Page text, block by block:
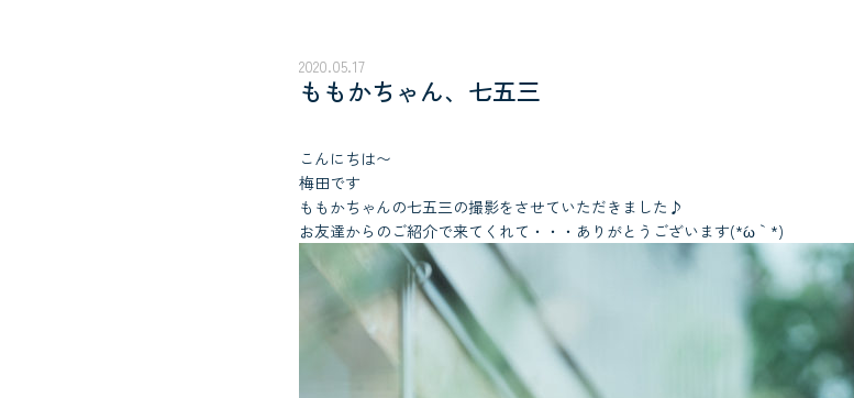
2020.05.17
ももかちゃん、七五三
こんにちは〜
梅田です
ももかちゃんの七五三の撮影をさせていただきました♪
お友達からのご紹介で来てくれて・・・ありがとうございます(*´ω｀*)